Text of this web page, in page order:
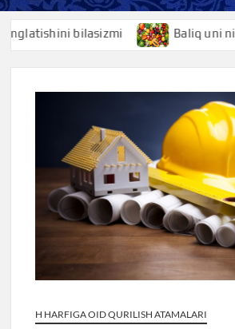
bilasizmi Baliq uni nimani
H HARFIGA OID QURILISH ATAMALARI